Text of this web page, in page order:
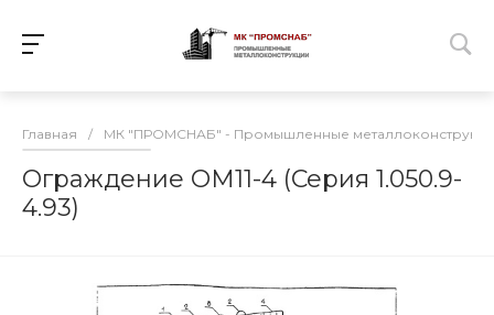
Главная / МК "ПРОМСНАБ" - Промышленные
Ограждение ОМ11-4 (Серия 1.050.9-
4.93)